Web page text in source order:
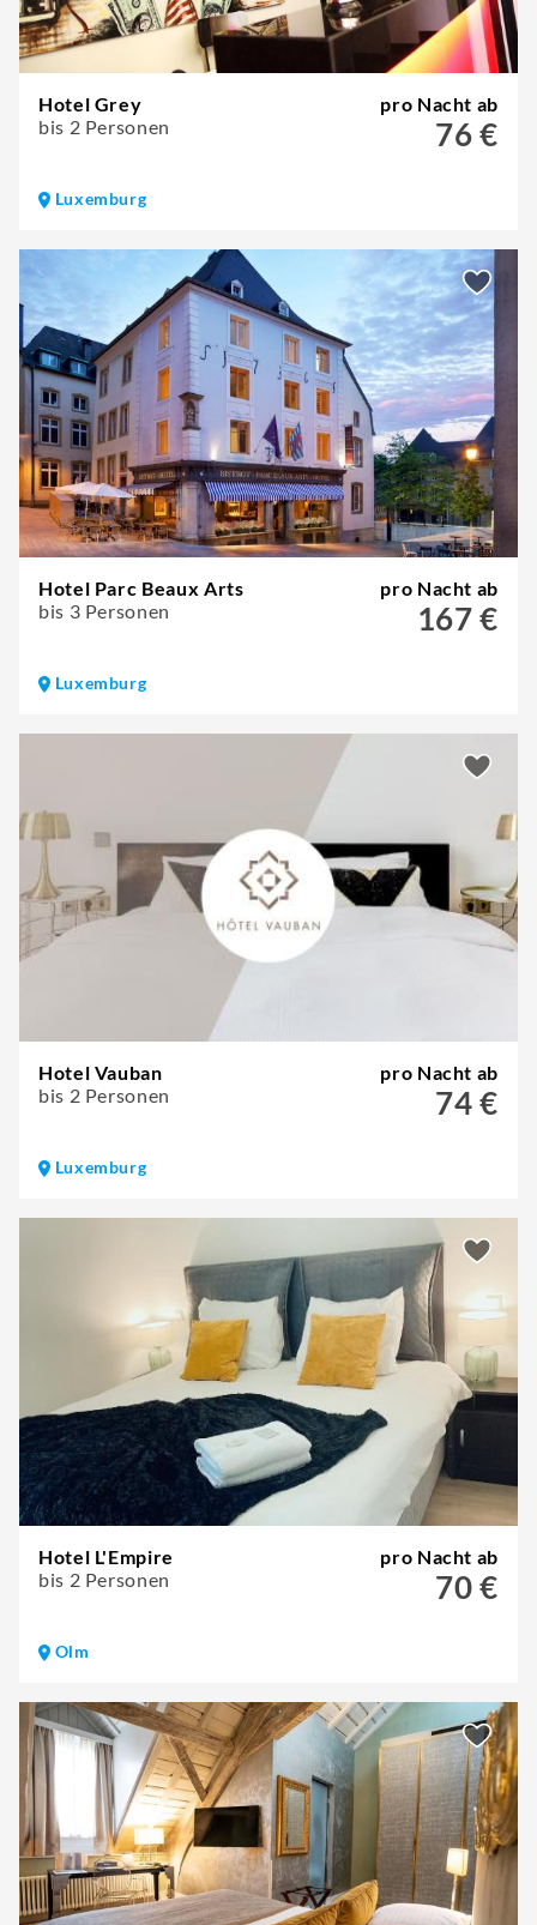
Hotel Grey
bis 2 Personen
pro Nacht ab
76 €
Luxemburg
Hotel Parc Beaux Arts
bis 3 Personen
pro Nacht ab
167 €
Luxemburg
Hotel Vauban
bis 2 Personen
pro Nacht ab
74 €
Luxemburg
Hotel L'Empire
bis 2 Personen
pro Nacht ab
70 €
Olm